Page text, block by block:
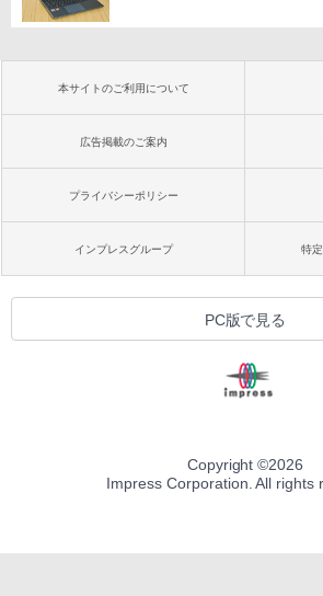
本サイトのご利用について
広告掲載のご案内
プライバシーポリシー
インプレスグループ 特
PC版で見る
Copyright ©2026
Impress Corporation. All rights